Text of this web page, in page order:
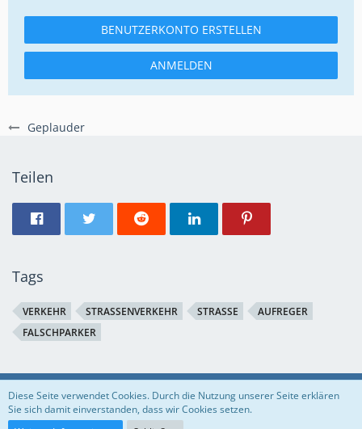
Geplauder
BENUTZERKONTO ERSTELLEN
ANMELDEN
Teilen
Tags
VERKEHR STRASSENVERKEHR STRASSE
AUFREGER
FALSCHPARKER
Regeln Datenschutzerklärung Impressum
Diese Seite verwendet Cookies. Durch die Nutzung unserer Seite erklären
Sie sich damit einverstanden, dass wir Cookies setzen.